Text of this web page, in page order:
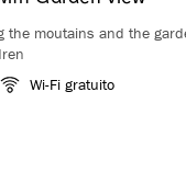
the moutains and the
Wi-Fi gratuito